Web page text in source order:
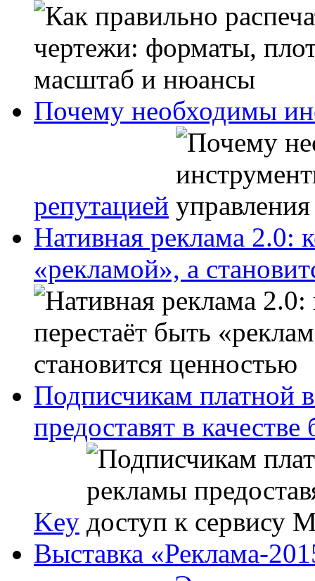
Почему необходимы
репутацией
Нативная реклама 2.0:
«рекламой», а
Подписчикам платной
предоставят в
Key
Выставка «Реклама-